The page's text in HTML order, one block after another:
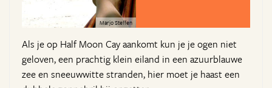
Marjo Steffen
Als je op Half Moon Cay aankomt kun je je ogen niet
geloven, een prachtig klein eiland in een azuurblauwe
zee en sneeuwwitte stranden, hier moet je haast een